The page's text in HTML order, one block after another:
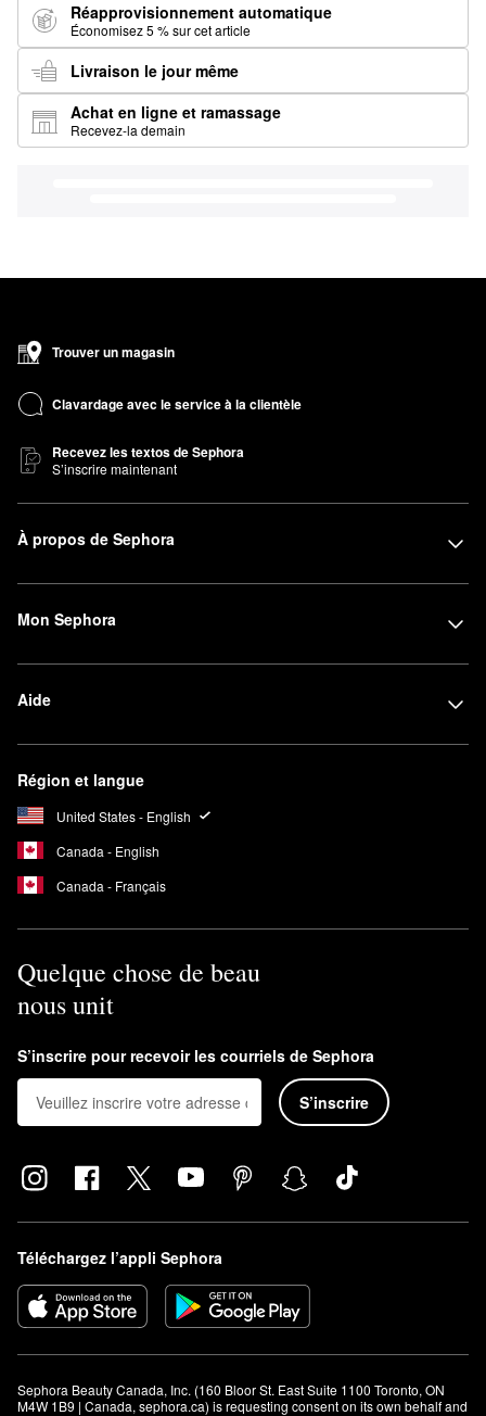
Réapprovisionnement automatique
Économisez 5 % sur cet article
Livraison le jour même
Achat en ligne et ramassage
Recevez-la demain
Trouver un magasin
Clavardage avec le service à la clientèle
Recevez les textos de Sephora
S’inscrire maintenant
À propos de Sephora
Mon Sephora
Aide
Région et langue
United States - English
Canada - English
Canada - Français
Quelque chose de beau
nous unit
S’inscrire pour recevoir les courriels de Sephora
S’inscrire
Téléchargez l’appli Sephora
Sephora Beauty Canada, Inc. (160 Bloor St. East Suite 1100 Toronto, ON
M4W 1B9 | Canada, sephora.ca) is requesting consent on its own behalf and